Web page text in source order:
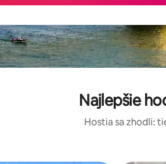
Najlepšie
Hostia sa zhodli: